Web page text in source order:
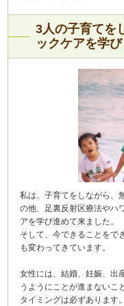
3人の子育てを
ックケアを学
私は、子育てをしながら、
の他、足裏反射区療法やハ
アを学び進めて来ました。
そして、今できることをで
も変わってきています。
女性には、結婚、妊娠、出
うようにことが進まないこ
タイミングは必ずあります。